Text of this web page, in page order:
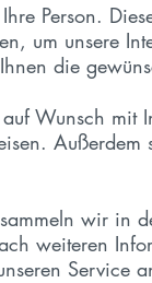
Person.
um unsere
die
Wunsch
wir in
weiteren
Service